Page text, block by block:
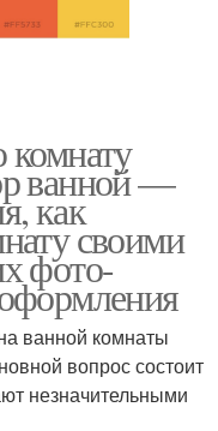
ванной —
как
своими
фото-
ванной комнаты
вопрос состоит
незначительными